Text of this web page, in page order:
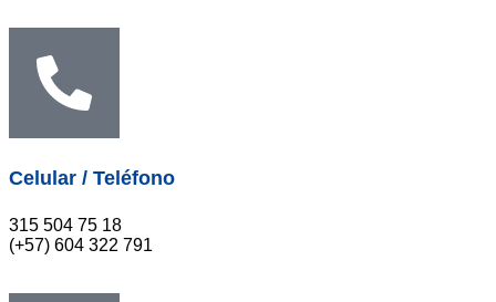
Celular / Teléfono
315 504 75 18
(+57) 604 322 791